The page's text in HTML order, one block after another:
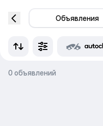
Объявления
0 объявлений